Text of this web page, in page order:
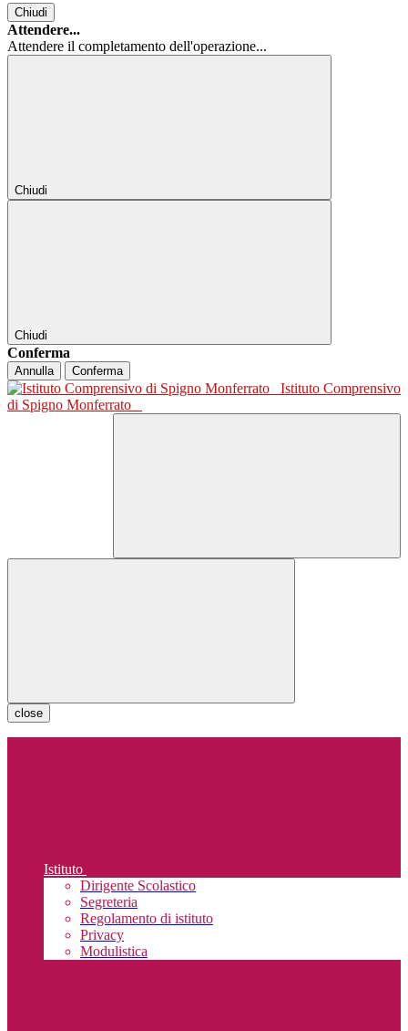
Chiudi
Attendere...
Attendere il completamento dell'operazione...
Chiudi
Chiudi
Conferma
Annulla Conferma
Istituto Comprensivo
di Spigno Monferrato
close
Istituto
Dirigente Scolastico
Segreteria
Regolamento di istituto
Privacy
Modulistica